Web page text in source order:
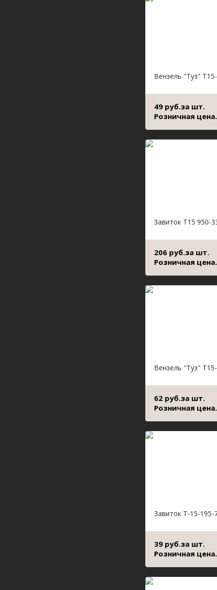
Вензель "Туз"
49 руб.за шт.
Розничная цена.
Завиток Т15 950-
206 руб.за шт.
Розничная цена.
Вензель "Туз"
62 руб.за шт.
Розничная цена.
Завиток Т-15-195-
39 руб.за шт.
Розничная цена.